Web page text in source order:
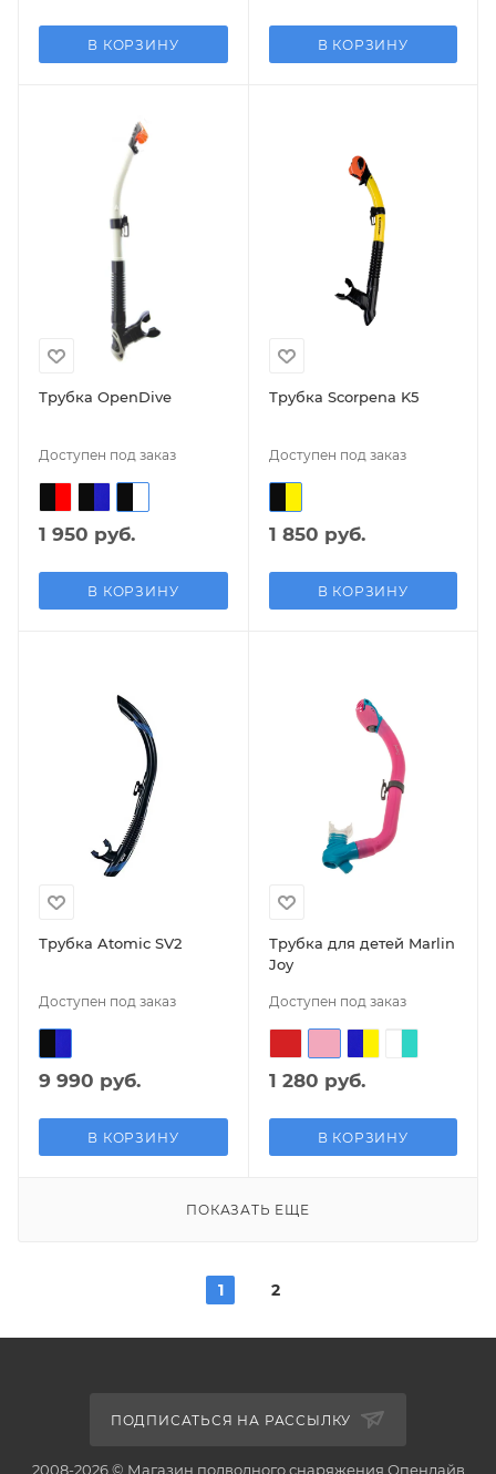
В КОРЗИНУ В КОРЗИНУ
Трубка OpenDive
Доступен под заказ
1 950 руб.
В КОРЗИНУ
Трубка Scorpena K5
Доступен под заказ
1 850 руб.
В КОРЗИНУ
Трубка Atomic SV2
Доступен под заказ
9 990 руб.
В КОРЗИНУ
Трубка для детей Marlin
Joy
Доступен под заказ
1 280 руб.
В КОРЗИНУ
ПОКАЗАТЬ ЕЩЕ
1 2
ПОДПИСАТЬСЯ НА РАССЫЛКУ
2008-2026 © Магазин подводного снаряжения Опендайв